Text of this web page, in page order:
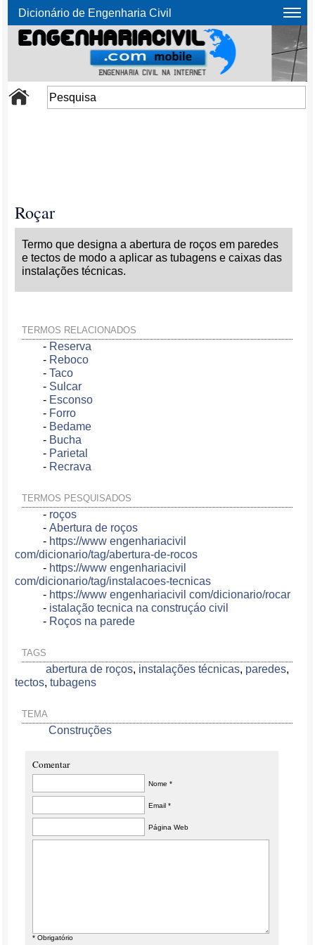
Dicionário de Engenharia Civil
Roçar
Termo que designa a abertura de roços em paredes
e tectos de modo a aplicar as tubagens e caixas das
instalações técnicas.
TERMOS RELACIONADOS
- Reserva
- Reboco
-Taco
- Sulcar
- Esconso
- Forro
- Bedame
- Bucha
- Parietal
- Recrava
TERMOS PESQUISADOS
- roços
-Abertura de roços
- https://www engenhariacivil
com/dicionario/tag/abertura-de-rocos
- https://www engenhariacivil
com/dicionario/tag/instalacoes-tecnicas
- https://www engenhariacivil com/dicionario/rocar
- istalação tecnica na construçáo civil
- Roços na parede
TAGS
abertura de roços, instalações técnicas, paredes,
tectos,tubagens
TEMA
Construções
Comentar
Nome *
Email *
Página Web
* Obrigatório